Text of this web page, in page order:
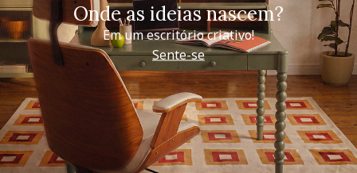
Onde as ideias nascem?
Em um escritório criativo!
Sente-se